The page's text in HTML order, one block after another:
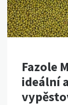
Fazole
ideální